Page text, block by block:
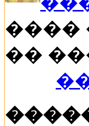
����
��